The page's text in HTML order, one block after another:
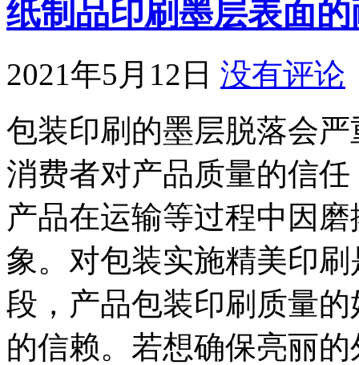
纸制品印刷墨层表面
2021年5月12日 没有评论
包装印刷的墨层脱落会
消费者对产品质量的信
产品在运输等过程中因
象。对包装实施精美印
段，产品包装印刷质量
的信赖。若想确保亮丽